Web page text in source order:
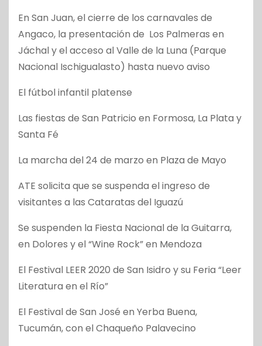
En San Juan, el cierre de los carnavales de
Angaco, la presentación de Los Palmeras en
Jáchal y el acceso al Valle de la Luna (Parque
Nacional Ischigualasto) hasta nuevo aviso
El fútbol infantil platense
Las fiestas de San Patricio en Formosa, La Plata y
Santa Fé
La marcha del 24 de marzo en Plaza de Mayo
ATE solicita que se suspenda el ingreso de
visitantes a las Cataratas del Iguazú
Se suspenden la Fiesta Nacional de la Guitarra,
en Dolores y el “Wine Rock” en Mendoza
El Festival LEER 2020 de San Isidro y su Feria “Leer
Literatura en el Río”
El Festival de San José en Yerba Buena,
Tucumán, con el Chaqueño Palavecino